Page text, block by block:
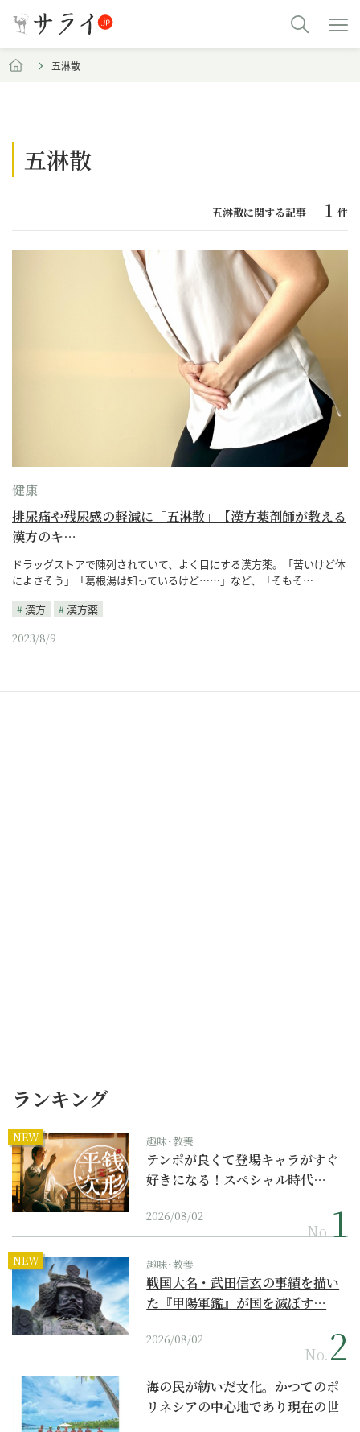
五淋散
五淋散
五淋散に関する記事 1 件
健康
排尿痛や残尿感の軽減に「五淋散」【漢方薬剤師が教える
漢方のキ…
ドラッグストアで陳列されていて、よく目にする漢方薬。「苦いけど体
によさそう」「葛根湯は知っているけど……」など、「そもそ…
漢方
漢方薬
2023/8/9
ランキング
NEW 趣味･教養
テンポが良くて登場キャラがすぐ
好きになる！スペシャル時代…
2026/08/02
No.
NEW 趣味･教養
戦国大名・武田信玄の事績を描い
た『甲陽軍鑑』が国を滅ぼす…
2026/08/02
No.
海の民が紡いだ文化。かつてのポ
リネシアの中心地であり現在の世